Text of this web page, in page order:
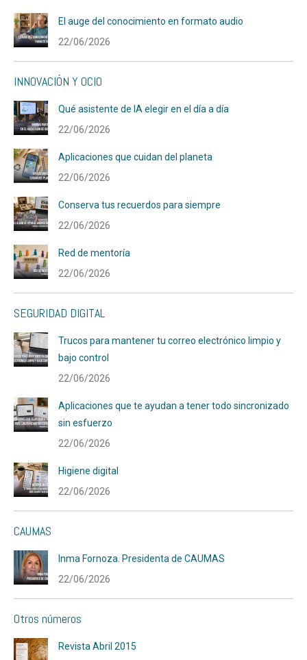
El auge del conocimiento en formato audio
22/06/2026
INNOVACIÓN Y OCIO
Qué asistente de IA elegir en el día a día
22/06/2026
Aplicaciones que cuidan del planeta
22/06/2026
Conserva tus recuerdos para siempre
22/06/2026
Red de mentoría
22/06/2026
SEGURIDAD DIGITAL
Trucos para mantener tu correo electrónico limpio y
bajo control
22/06/2026
Aplicaciones que te ayudan a tener todo sincronizado
sin esfuerzo
22/06/2026
Higiene digital
22/06/2026
CAUMAS
Inma Fornoza. Presidenta de CAUMAS
22/06/2026
Otros números
Revista Abril 2015